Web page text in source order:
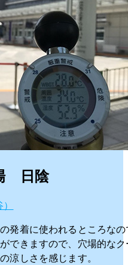
日陰
発着に使われるところな
できますので、穴場的な
涼しさを感じます。